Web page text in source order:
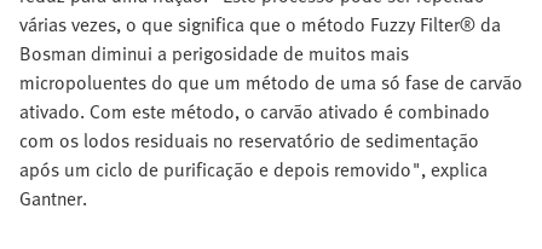
várias vezes, o que significa que o método Fuzzy Filter® da
Bosman diminui a perigosidade de muitos mais
micropoluentes do que um método de uma só fase de carvão
ativado. Com este método, o carvão ativado é combinado
com os lodos residuais no reservatório de sedimentação
após um ciclo de purificação e depois removido", explica
Gantner.